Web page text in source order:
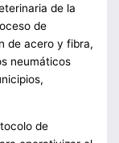
de la
de
de acero y fibra,
neumáticos
de